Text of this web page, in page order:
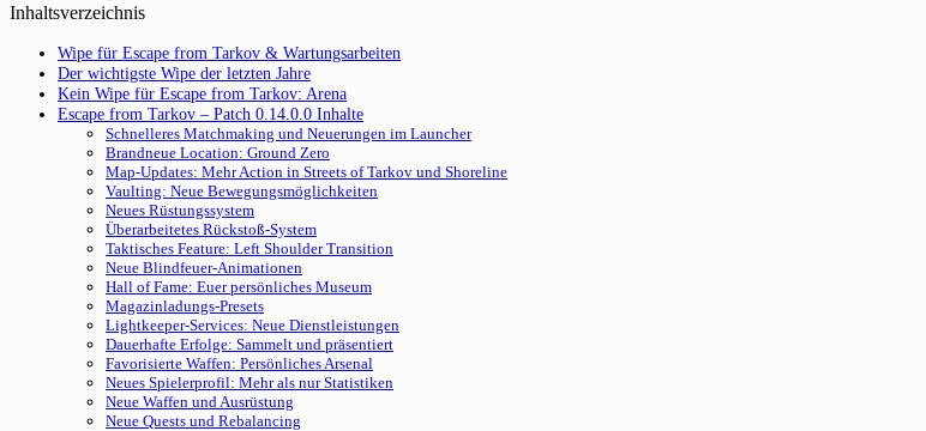
Inhaltsverzeichnis
Wipe für Escape from Tarkov & Wartungsarbeiten
Der wichtigste Wipe der letzten Jahre
Kein Wipe für Escape from Tarkov: Arena
Escape from Tarkov – Patch 0.14.0.0 Inhalte
Schnelleres Matchmaking und Neuerungen im Launcher
Brandneue Location: Ground Zero
Map-Updates: Mehr Action in Streets of Tarkov und Shoreline
Vaulting: Neue Bewegungsmöglichkeiten
Neues Rüstungssystem
Überarbeitetes Rückstoß-System
Taktisches Feature: Left Shoulder Transition
Neue Blindfeuer-Animationen
Hall of Fame: Euer persönliches Museum
Magazinladungs-Presets
Lightkeeper-Services: Neue Dienstleistungen
Dauerhafte Erfolge: Sammelt und präsentiert
Favorisierte Waffen: Persönliches Arsenal
Neues Spielerprofil: Mehr als nur Statistiken
Neue Waffen und Ausrüstung
Neue Quests und Rebalancing